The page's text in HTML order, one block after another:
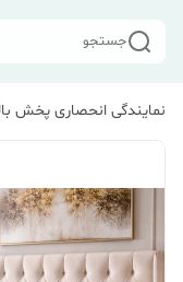
جستجو
نمایندگی انحصاری پخش